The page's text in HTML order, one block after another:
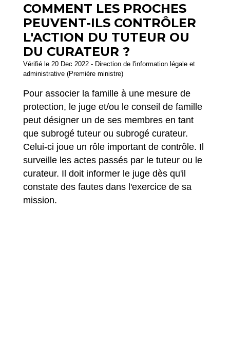
COMMENT LES PROCHES
PEUVENT-ILS CONTRÔLER
L'ACTION DU TUTEUR OU
DU CURATEUR ?
Vérifié le 20 Dec 2022 - Direction de l'information légale et
administrative (Première ministre)
Pour associer la famille à une mesure de
protection, le juge et/ou le conseil de famille
peut désigner un de ses membres en tant
que subrogé tuteur ou subrogé curateur.
Celui-ci joue un rôle important de contrôle. Il
surveille les actes passés par le tuteur ou le
curateur. Il doit informer le juge dès qu'il
constate des fautes dans l'exercice de sa
mission.